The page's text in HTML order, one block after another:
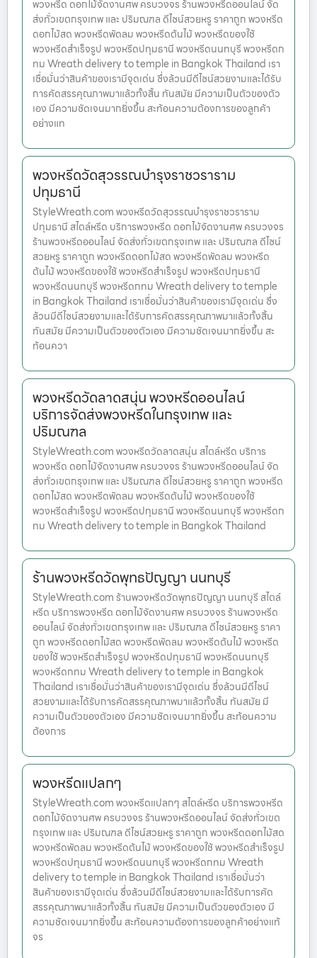
พวงหรีด ดอกไม้จัดงานศพ ครบวงจร ร้านพวงหรีดออนไลน์ จัด
ส่งทั่วเขตกรุงเทพ และ ปริมณฑล ดีไซน์สวยหรู ราคาถูก พวงหรีด
ดอกไม้สด พวงหรีดพัดลม พวงหรีดต้นไม้ พวงหรีดของใช้
พวงหรีดสำเร็จรูป พวงหรีดปทุมธานี พวงหรีดนนทบุรี พวงหรีดก
ทม Wreath delivery to temple in Bangkok Thailand เรา
เชื่อมั่นว่าสินค้าของเรามีจุดเด่น ซึ่งล้วนมีดีไซน์สวยงามและได้รับ
การคัดสรรคุณภาพมาแล้วทั้งสิ้น ทันสมัย มีความเป็นตัวของตัว
เอง มีความชัดเจนมากยิ่งขึ้น สะท้อนความต้องการของลูกค้า
อย่างแท
พวงหรีดวัดสุวรรณบำรุงราชวราราม
ปทุมธานี
StyleWreath.com พวงหรีดวัดสุวรรณบำรุงราชวราราม
ปทุมธานี สไตล์หรีด บริการพวงหรีด ดอกไม้จัดงานศพ ครบวงจร
ร้านพวงหรีดออนไลน์ จัดส่งทั่วเขตกรุงเทพ และ ปริมณฑล ดีไซน์
สวยหรู ราคาถูก พวงหรีดดอกไม้สด พวงหรีดพัดลม พวงหรีด
ต้นไม้ พวงหรีดของใช้ พวงหรีดสำเร็จรูป พวงหรีดปทุมธานี
พวงหรีดนนทบุรี พวงหรีดกทม Wreath delivery to temple
in Bangkok Thailand เราเชื่อมั่นว่าสินค้าของเรามีจุดเด่น ซึ่ง
ล้วนมีดีไซน์สวยงามและได้รับการคัดสรรคุณภาพมาแล้วทั้งสิ้น
ทันสมัย มีความเป็นตัวของตัวเอง มีความชัดเจนมากยิ่งขึ้น สะ
ท้อนควา
พวงหรีดวัดลาดสนุ่น พวงหรีดออนไลน์
บริการจัดส่งพวงหรีดในกรุงเทพ และ
ปริมณฑล
StyleWreath.com พวงหรีดวัดลาดสนุ่น สไตล์หรีด บริการ
พวงหรีด ดอกไม้จัดงานศพ ครบวงจร ร้านพวงหรีดออนไลน์ จัด
ส่งทั่วเขตกรุงเทพ และ ปริมณฑล ดีไซน์สวยหรู ราคาถูก พวงหรีด
ดอกไม้สด พวงหรีดพัดลม พวงหรีดต้นไม้ พวงหรีดของใช้
พวงหรีดสำเร็จรูป พวงหรีดปทุมธานี พวงหรีดนนทบุรี พวงหรีดก
ทม Wreath delivery to temple in Bangkok Thailand
ร้านพวงหรีดวัดพุทธปัญญา นนทบุรี
StyleWreath.com ร้านพวงหรีดวัดพุทธปัญญา นนทบุรี สไตล์
หรีด บริการพวงหรีด ดอกไม้จัดงานศพ ครบวงจร ร้านพวงหรีด
ออนไลน์ จัดส่งทั่วเขตกรุงเทพ และ ปริมณฑล ดีไซน์สวยหรู ราคา
ถูก พวงหรีดดอกไม้สด พวงหรีดพัดลม พวงหรีดต้นไม้ พวงหรีด
ของใช้ พวงหรีดสำเร็จรูป พวงหรีดปทุมธานี พวงหรีดนนทบุรี
พวงหรีดกทม Wreath delivery to temple in Bangkok
Thailand เราเชื่อมั่นว่าสินค้าของเรามีจุดเด่น ซึ่งล้วนมีดีไซน์
สวยงามและได้รับการคัดสรรคุณภาพมาแล้วทั้งสิ้น ทันสมัย มี
ความเป็นตัวของตัวเอง มีความชัดเจนมากยิ่งขึ้น สะท้อนความ
ต้องการ
พวงหรีดแปลกๆ
StyleWreath.com พวงหรีดแปลกๆ สไตล์หรีด บริการพวงหรีด
ดอกไม้จัดงานศพ ครบวงจร ร้านพวงหรีดออนไลน์ จัดส่งทั่วเขต
กรุงเทพ และ ปริมณฑล ดีไซน์สวยหรู ราคาถูก พวงหรีดดอกไม้สด
พวงหรีดพัดลม พวงหรีดต้นไม้ พวงหรีดของใช้ พวงหรีดสำเร็จรูป
พวงหรีดปทุมธานี พวงหรีดนนทบุรี พวงหรีดกทม Wreath
delivery to temple in Bangkok Thailand เราเชื่อมั่นว่า
สินค้าของเรามีจุดเด่น ซึ่งล้วนมีดีไซน์สวยงามและได้รับการคัด
สรรคุณภาพมาแล้วทั้งสิ้น ทันสมัย มีความเป็นตัวของตัวเอง มี
ความชัดเจนมากยิ่งขึ้น สะท้อนความต้องการของลูกค้าอย่างแท้
จร